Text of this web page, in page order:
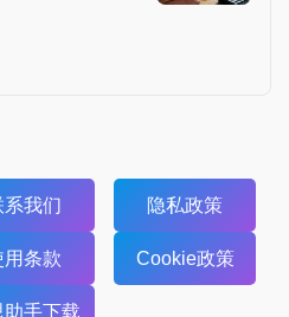
系我们 隐私政策
用条款 Cookie政策
助手下载